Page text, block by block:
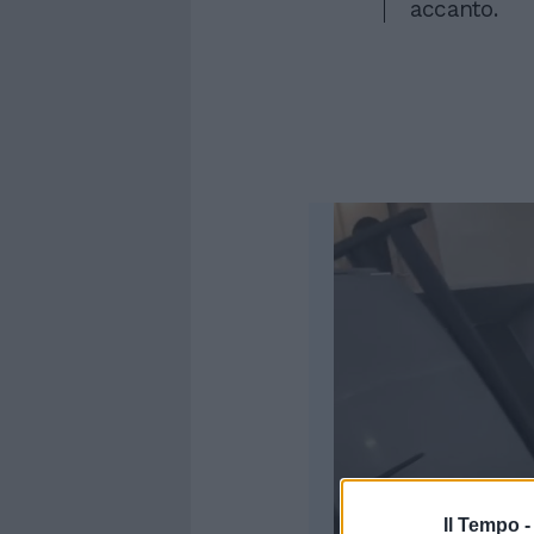
Il Tempo -
accanto.